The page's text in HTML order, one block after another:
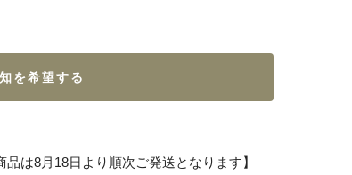
を希望する
は8月18日より順次ご発送となります】